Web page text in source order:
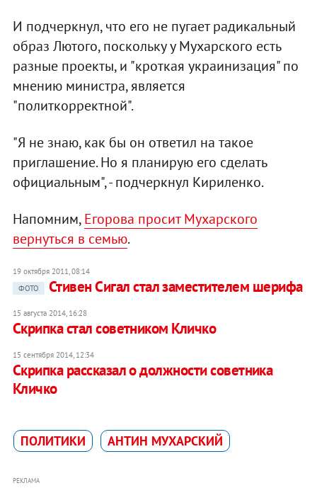
И подчеркнул, что его не пугает радикальный
образ Лютого, поскольку у Мухарского есть
разные проекты, и "кроткая украинизация" по
мнению министра, является
"политкорректной".
"Я не знаю, как бы он ответил на такое
приглашение. Но я планирую его сделать
официальным", - подчеркнул Кириленко.
Напомним,Егорова просит Мухарского
вернуться в семью.
19 октября 2011, 08:14
ФОТО
Стивен Сигал стал заместителем шерифа
15 августа 2014, 16:28
Скрипка стал советником Кличко
15 сентября 2014, 12:34
Скрипка рассказал о должности советника
Кличко
ПОЛИТИКИ АНТИН МУХАРСКИЙ
РЕКЛАМА